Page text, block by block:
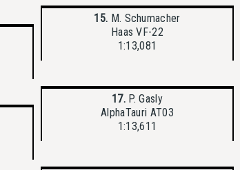
15. M. Schumacher
Haas VF-22
1:13,081
17. P. Gasly
AlphaTauri AT03
1:13,611